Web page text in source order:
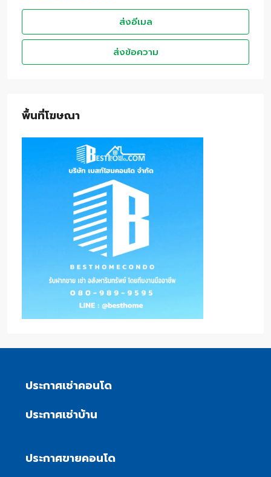
ส่งอีเมล
ส่งข้อความ
พื้นที่โฆษณา
ประกาศเช่าคอนโด
ประกาศเช่าบ้าน
ประกาศขายคอนโด